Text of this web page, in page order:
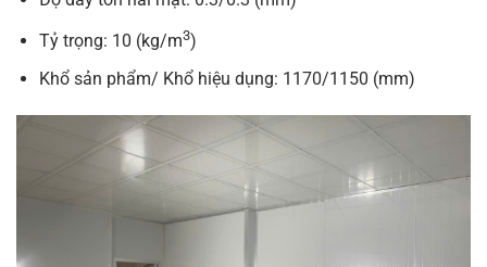
Tỷ trọng: 10 (kg/m3)
Khổ sản phẩm/ Khổ hiệu dụng: 1170/1150 (mm)